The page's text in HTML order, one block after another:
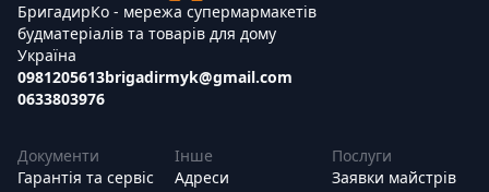
БригадирКо - мережа супермармакетів
будматеріалів та товарів для дому
Україна
0981205613
0633803976
brigadirmyk@gmail.com
Документи
Гарантія та сервіс
Інше
Адреси
Послуги
Заявки майстрів